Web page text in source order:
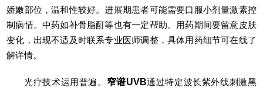
娇嫩部位，温和性较好。进展期患者可能需要口服小剂量激素控
制病情。中药如补骨脂酊等也有一定帮助。用药期间要留意皮肤
变化，出现不适及时联系专业医师调整，具体用药细节可在线了
解详情。
光疗技术运用普遍。 窄谱UVB通过特定波长紫外线刺激黑